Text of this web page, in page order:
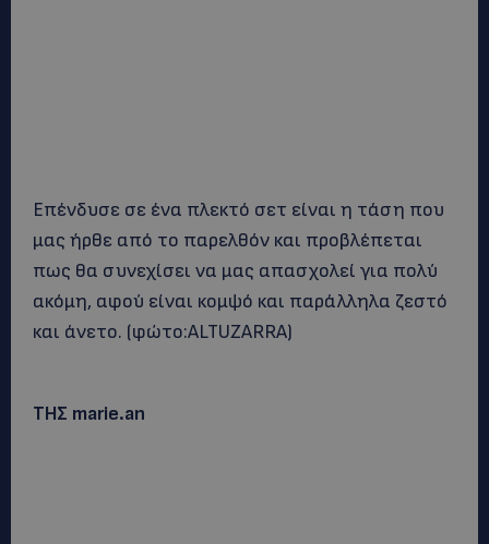
Επένδυσε σε ένα πλεκτό σετ είναι η τάση που
μας ήρθε από το παρελθόν και προβλέπεται
πως θα συνεχίσει να μας απασχολεί για πολύ
ακόμη, αφού είναι κομψό και παράλληλα ζεστό
και άνετο. (φώτο:ALTUZARRA)
ΤΗΣ marie.an